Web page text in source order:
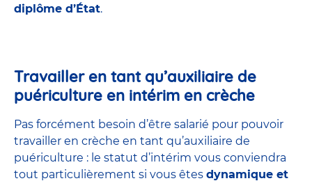
diplôme d’État.
Travailler en tant qu’auxiliaire de
puériculture en intérim en crèche
Pas forcément besoin d’être salarié pour pouvoir
travailler en crèche en tant qu’auxiliaire de
puériculture : le statut d’intérim vous conviendra
tout particulièrement si vous êtes dynamique et